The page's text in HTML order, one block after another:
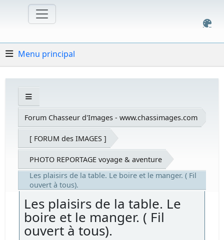
Menu principal
Forum Chasseur d'Images - www.chassimages.com
[ FORUM des IMAGES ]
PHOTO REPORTAGE voyage & aventure
Les plaisirs de la table. Le boire et le manger. ( Fil
ouvert à tous).
Les plaisirs de la table. Le
boire et le manger. ( Fil
ouvert à tous).